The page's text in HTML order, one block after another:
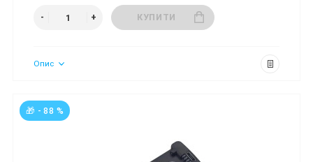
КУПИТИ
Опис
🎁 - 88 %